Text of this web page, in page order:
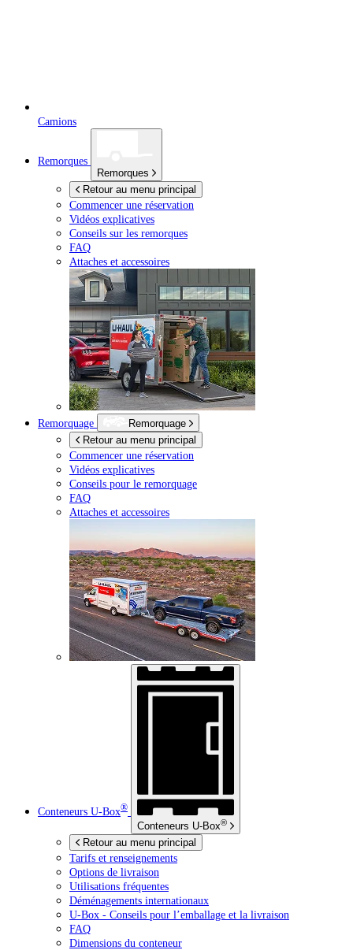
Camions
Remorques
Remorques
Retour au menu principal
Commencer une réservation
Vidéos explicatives
Conseils sur les remorques
FAQ
Attaches et accessoires
Remorquage
Remorquage
Retour au menu principal
Commencer une réservation
Vidéos explicatives
Conseils pour le remorquage
FAQ
Attaches et accessoires
Conteneurs U-Box®
Conteneurs U-Box®
Retour au menu principal
Tarifs et renseignements
Options de livraison
Utilisations fréquentes
Déménagements internationaux
U-Box - Conseils pour l’emballage et la livraison
FAQ
Dimensions du conteneur